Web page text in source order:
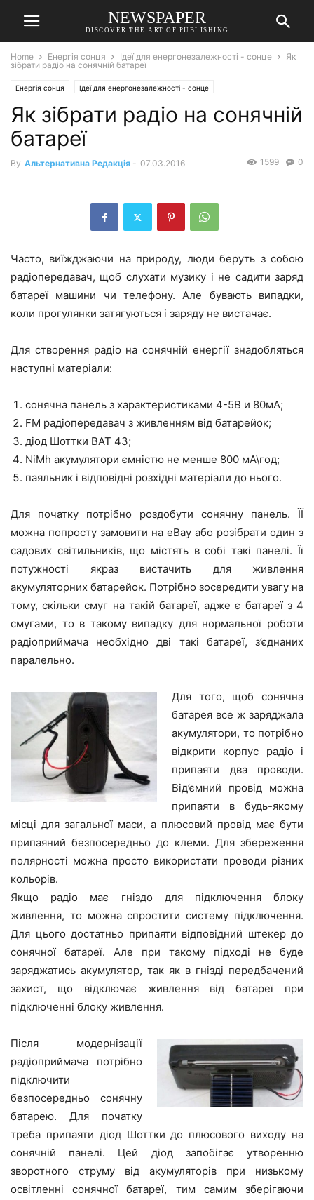
NEWSPAPER
DISCOVER THE ART OF PUBLISHING
Home Енергія сонця Ідеї для енергонезалежності - сонце
Як
зібрати радіо на сонячній батареї
Енергія сонця Ідеї для енергонезалежності - сонце
Як зібрати радіо на сонячній
батареї
By Альтернативна Редакція - 07.03.2016 0
1599
Часто, виїжджаючи на природу, люди беруть з собою
радіопередавач, щоб слухати музику і не садити заряд
батареї машини чи телефону. Але бувають випадки,
коли прогулянки затягуються і заряду не вистачає.
Для створення радіо на сонячній енергії знадобляться
наступні матеріали:
сонячна панель з характеристиками 4-5В и 80мА;
FM радіопередавач з живленням від батарейок;
діод Шоттки ВАТ 43;
NiMh акумулятори ємністю не менше 800 мА\год;
паяльник і відповідні розхідні матеріали до нього.
Для початку потрібно роздобути сонячну панель. ЇЇ
можна попросту замовити на еВау або розібрати один з
садових світильників, що містять в собі такі панелі. Її
потужності якраз вистачить для живлення
акумуляторних батарейок. Потрібно зосередити увагу на
тому, скільки смуг на такій батареї, адже є батареї з 4
смугами, то в такому випадку для нормальної роботи
радіоприймача необхідно дві такі батареї, з’єднаних
паралельно.
Для того, щоб сонячна
батарея все ж заряджала
акумулятори, то потрібно
відкрити корпус радіо і
припаяти два проводи.
Від’ємний провід можна
припаяти в будь-якому
місці для загальної маси, а плюсовий провід має бути
припаяний безпосередньо до клеми. Для збереження
полярності можна просто використати проводи різних
кольорів.
Якщо радіо має гніздо для підключення блоку
живлення, то можна спростити систему підключення.
Для цього достатньо припаяти відповідний штекер до
сонячної батареї. Але при такому підході не буде
заряджатись акумулятор, так як в гнізді передбачений
захист, що відключає живлення від батареї при
підключенні блоку живлення.
Після модернізації
радіоприймача потрібно
підключити
безпосередньо сонячну
батарею. Для початку
треба припаяти діод Шоттки до плюсового виходу на
сонячній панелі. Цей діод запобігає утворенню
зворотного струму від акумуляторів при низькому
освітленні сонячної батареї, тим самим зберігаючи